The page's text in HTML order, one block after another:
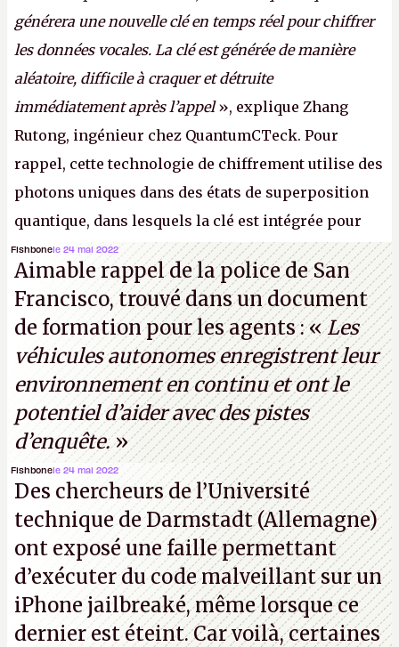
générera une nouvelle clé en temps réel pour chiffrer
les données vocales. La clé est générée de manière
aléatoire, difficile à craquer et détruite
immédiatement après l’appel», explique Zhang
Rutong, ingénieur chez QuantumCTeck. Pour
rappel, cette technologie de chiffrement utilise des
photons uniques dans des états de superposition
quantique, dans lesquels la clé est intégrée pour
garantir une sécurité inconditionnelle entre des
parties distantes. Vous ne comprenez rien ? C’est
normal, ça fait toujours ça avec le quantique.
(Crédit photo : China Telecom)
Fishbonele 24 mai 2022
Aimable rappel de la police de San
Francisco, trouvé dans un document
de formation pour les agents : «Les
véhicules autonomes enregistrent leur
environnement en continu et ont le
potentiel d’aider avec des pistes
d’enquête.»
Fishbonele 24 mai 2022
Des chercheurs de l’Université
technique de Darmstadt (Allemagne)
ont exposé une faille permettant
d’exécuter du code malveillant sur un
iPhone jailbreaké, même lorsque ce
dernier est éteint. Car voilà, certaines